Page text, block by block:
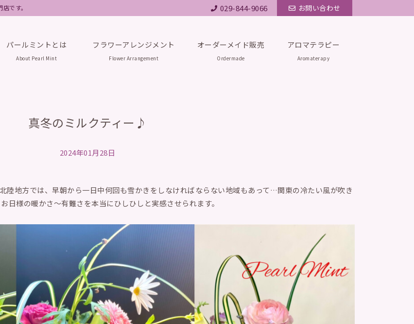
です。 029-844-9066 お問い合わせ
パールミントとは
About Pearl Mint
フラワーアレンジメント
Flower Arrangement
オーダーメイド販売
Ordermade
アロマテラピー
Aromaterapy
真冬のミルクティー♪
2024年01月28日
陸地方では、早朝から一日中何回も雪かきをしなければならない地域もあって…関東の冷たい風が吹き
日様の暖かさ〜有難さを本当にひしひしと実感させられます。